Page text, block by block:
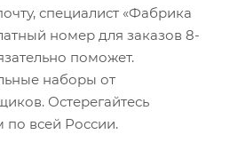
специалист «Фабрика
номер для заказов 8-
поможет.
наборы от
Остерегайтесь
по всей России.